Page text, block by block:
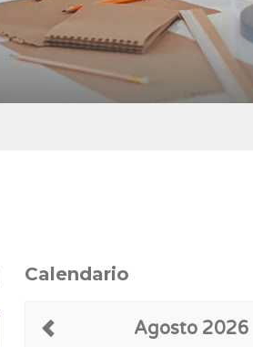
Calendario
Agosto 2026